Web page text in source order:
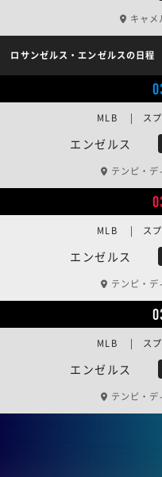
キャメ
ロサンゼルス・エンゼルスの日程
エンゼルス
MLB | スプ
テンピ・
エンゼルス
MLB | スプ
テンピ・
エンゼルス
MLB | スプ
テンピ・